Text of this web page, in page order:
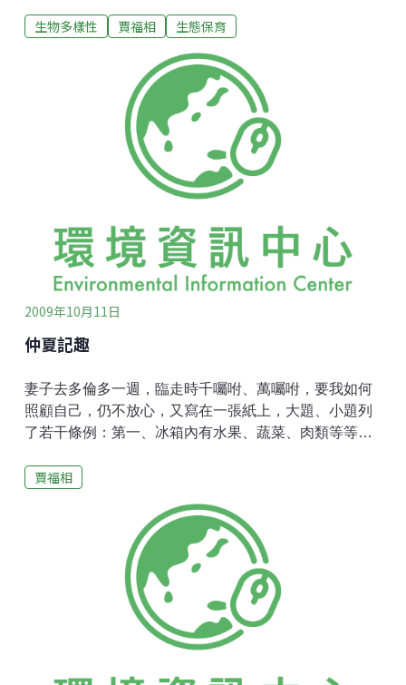
千上萬，不到一個月就把樹葉吃光。禿禿的樹幹，列成
樹再生力很強，不到一個月又綠蔥蔥了。這些毛毛蟲集
體吐絲作繭，繭呈不規則形，像大雨後公園的帳篷，歪
歪倒倒，所以叫帳篷蟲。去年養成的習慣，我常折斷有
帳篷的樹枝，丟在路上，讓行車壓碎。那天又看到路邊
red alder上有一架帳篷，仔細觀察才發覺這架帳蓬是一
個鳥巢，一個方方正正的小口袋。鳥飛起，在我頭上轉
來轉去，大喊救命。巢口向天，巢的開口處有兩隻雛
了頭的一半，吱吱而叫，快要餓死了。我的經驗是，如
果打擾母鳥太久，她會棄巢。我走到路的另一邊，靜靜
等待，直到父
生物多樣性 賈福相 生態保育
2009年10月11日
仲夏記趣
妻子去多倫多一週，臨走時千囑咐、萬囑咐，要我如何
照顧自己，仍不放心，又寫在一張紙上，大題、小題列
了若干條例：第一、冰箱內有水果、蔬菜、肉類等等，
飯後要澆涼台上的盆花，晚餐後不管晴天、陰雨，都要
今年剛種的兩棵楓樹，也要澆水。因為路遠，只能用水
桶，水桶太重，用車運去。如果不得閒，等我回來再
澆……。我不耐煩的聽，也只把那張紙匆匆看了一遍，
我從15歲開始獨立，早就學會了照顧自己，澆花、喂魚
也不過是身邊小事。(一)澆花7月中旬，烈日炎炎，不但
沒有下雨，連雲彩也沒有一片。氣溫升到30℃，打破氣
溫記錄，早餐後只好去涼台澆花。我家的涼台是U字
賈福相